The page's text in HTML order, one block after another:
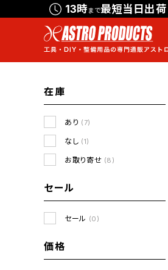
13時まで最短当日出荷
在庫
あり (7)
なし (1)
お取り寄せ (8)
セール
セール (0)
価格